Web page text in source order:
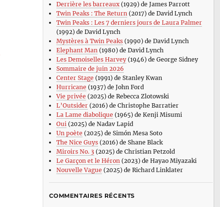
Derrière les barreaux(1929) de James Parrott
Twin Peaks : The Return(2017) de David Lynch
Twin Peaks : Les 7 derniers jours de Laura Palmer
(1992) de David Lynch
Mystères à Twin Peaks(1990) de David Lynch
Elephant Man(1980) de David Lynch
Les Demoiselles Harvey(1946) de George Sidney
Sommaire de juin 2026
Center Stage (1991) de Stanley Kwan
Hurricane (1937) de John Ford
Vie privée (2025) de Rebecca Zlotowski
L’Outsider(2016) de Christophe Barratier
La Lame diabolique (1965) de Kenji Misumi
Oui(2025) de Nadav Lapid
Un poète (2025) de Simón Mesa Soto
The Nice Guys(2016) de Shane Black
Miroirs No. 3 (2025) de Christian Petzold
Le Garçon et le Héron(2023) de Hayao Miyazaki
Nouvelle Vague (2025) de Richard Linklater
COMMENTAIRES RÉCENTS